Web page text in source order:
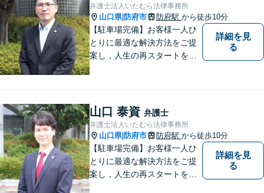
弁護士法人いたむら法律事務所
山口県| 防府市 防府駅 から徒歩10分
【駐車場完備】お客様一人ひ
とりに最適な解決方法をご提
案し，人生の再スタートをお
無料】お気軽にご相談くださ
い。
詳細を見
る
山口 泰資 弁護士
弁護士法人いたむら法律事務所
山口県| 防府市 防府駅 から徒歩10分
【駐車場完備】お客様一人ひ
とりに最適な解決方法をご提
案し，人生の再スタートをお
詳細を見
る